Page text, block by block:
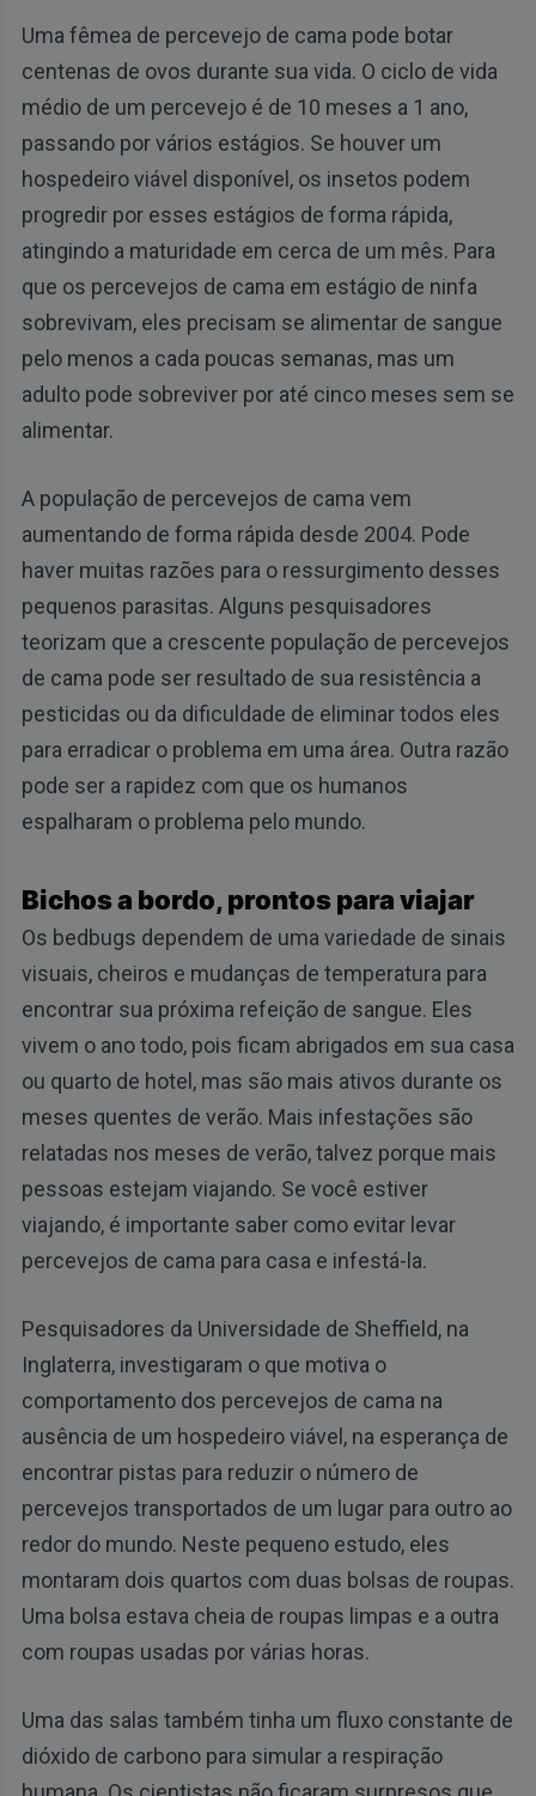
Uma fêmea de percevejo de cama pode botar
centenas de ovos durante sua vida. O ciclo de vida
médio de um percevejo é de 10 meses a 1 ano,
passando por vários estágios. Se houver um
hospedeiro viável disponível, os insetos podem
progredir por esses estágios de forma rápida,
atingindo a maturidade em cerca de um mês. Para
que os percevejos de cama em estágio de ninfa
sobrevivam, eles precisam se alimentar de sangue
pelo menos a cada poucas semanas, mas um
adulto pode sobreviver por até cinco meses sem se
alimentar.
A população de percevejos de cama vem
aumentando de forma rápida desde 2004. Pode
haver muitas razões para o ressurgimento desses
pequenos parasitas. Alguns pesquisadores
teorizam que a crescente população de percevejos
de cama pode ser resultado de sua resistência a
pesticidas ou da dificuldade de eliminar todos eles
para erradicar o problema em uma área. Outra razão
pode ser a rapidez com que os humanos
espalharam o problema pelo mundo.
Bichos a bordo, prontos para viajar
Os bedbugs dependem de uma variedade de sinais
visuais, cheiros e mudanças de temperatura para
encontrar sua próxima refeição de sangue. Eles
vivem o ano todo, pois ficam abrigados em sua casa
ou quarto de hotel, mas são mais ativos durante os
meses quentes de verão. Mais infestações são
relatadas nos meses de verão, talvez porque mais
pessoas estejam viajando. Se você estiver
viajando, é importante saber como evitar levar
percevejos de cama para casa e infestá-la.
Pesquisadores da Universidade de Sheffield, na
Inglaterra, investigaram o que motiva o
comportamento dos percevejos de cama na
ausência de um hospedeiro viável, na esperança de
encontrar pistas para reduzir o número de
percevejos transportados de um lugar para outro ao
redor do mundo. Neste pequeno estudo, eles
montaram dois quartos com duas bolsas de roupas.
Uma bolsa estava cheia de roupas limpas e a outra
com roupas usadas por várias horas.
Uma das salas também tinha um fluxo constante de
dióxido de carbono para simular a respiração